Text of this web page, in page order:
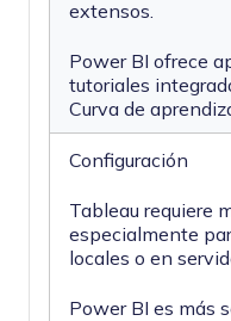
extensos.
Power BI ofrece
tutoriales
Curva de
Configuración
Tableau requiere
especialmente
locales o en
Power BI es más